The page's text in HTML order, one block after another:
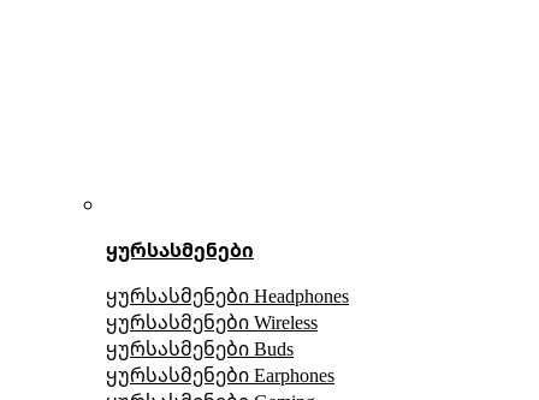
ყურსასმენები
ყურსასმენები Headphones
ყურსასმენები Wireless
ყურსასმენები Buds
ყურსასმენები Earphones